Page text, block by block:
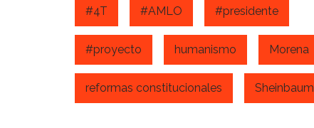
#4T #AMLO #presidente
#proyecto humanismo Morena
reformas constitucionales Sheinbaum